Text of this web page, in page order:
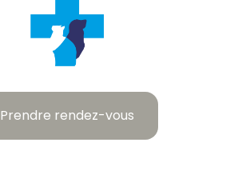
Prendre rendez-vous